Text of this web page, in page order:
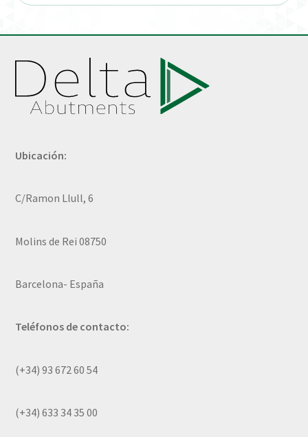
Ubicación:
C/Ramon Llull, 6
Molins de Rei 08750
Barcelona- España
Teléfonos de contacto:
(+34) 93 672 60 54
(+34) 633 34 35 00